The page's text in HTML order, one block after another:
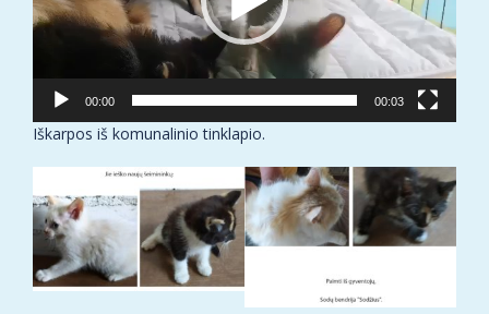
00:00 00:03
Iškarpos iš komunalinio tinklapio.